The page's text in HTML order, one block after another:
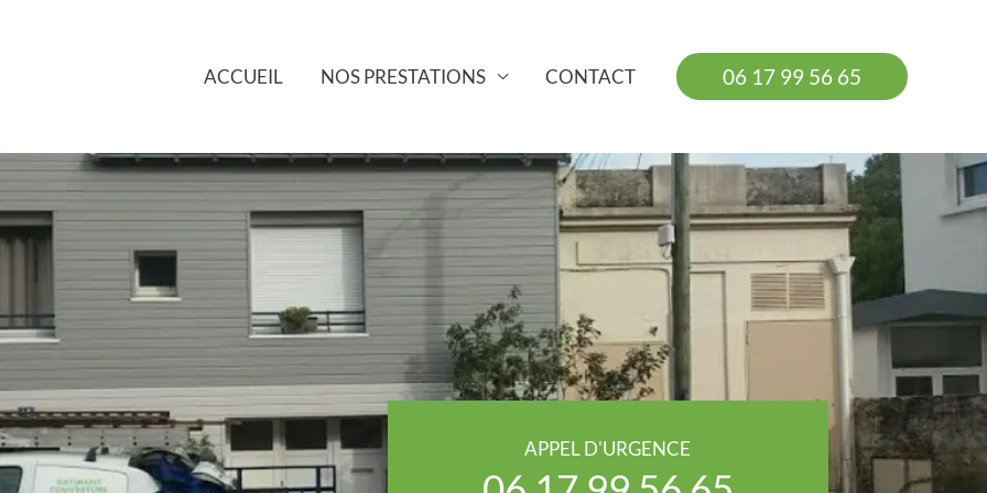
ACCUEIL NOS PRESTATIONS CONTACT 06 17 99 56 65
APPEL D'URGENCE